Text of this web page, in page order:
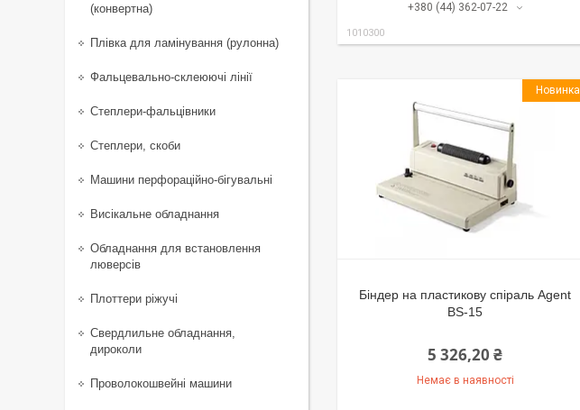
+380 (44) 362-07-22
1010300
Новинка
Біндер на пластикову спіраль Agent
BS-15
5 326,20 ₴
Немає в наявності
(конвертна)
Плівка для ламінування (рулонна)
Фальцевально-склеюючі лінії
Степлери-фальцівники
Степлери, скоби
Машини перфораційно-бігувальні
Висікальне обладнання
Обладнання для встановлення
люверсів
Плоттери ріжучі
Свердлильне обладнання,
дироколи
Проволокошвейні машини